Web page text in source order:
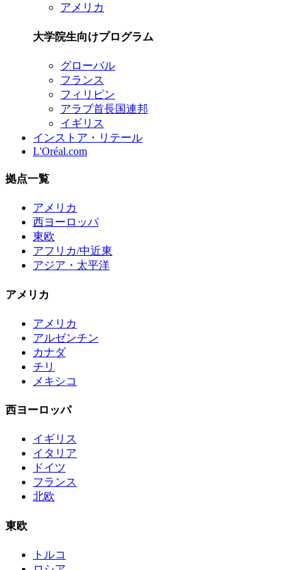
アメリカ
大学院生向けプログラム
グローバル
フランス
フィリピン
アラブ首長国連邦
イギリス
インストア・リテール
L'Oréal.com
拠点一覧
アメリカ
西ヨーロッパ
東欧
アフリカ/中近東
アジア・太平洋
アメリカ
アメリカ
アルゼンチン
カナダ
チリ
メキシコ
西ヨーロッパ
イギリス
イタリア
ドイツ
フランス
北欧
東欧
トルコ